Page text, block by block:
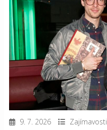
9. 7. 2026 Zajímavosti